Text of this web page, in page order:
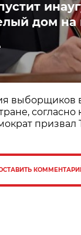
дом на
выборщиков